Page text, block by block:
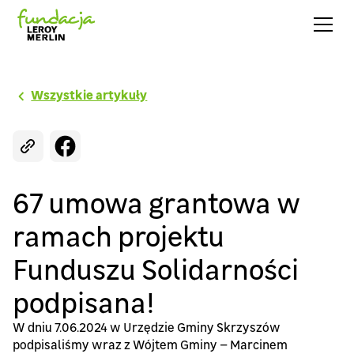
Wszystkie artykuły
67 umowa grantowa w
ramach projektu
Funduszu Solidarności
podpisana!
W dniu 7.06.2024 w Urzędzie Gminy Skrzyszów
podpisaliśmy wraz z Wójtem Gminy – Marcinem